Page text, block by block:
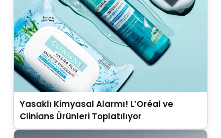
Yasaklı Kimyasal Alarmı! L’Oréal ve
Clinians Ürünleri Toplatılıyor